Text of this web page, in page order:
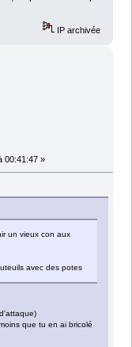
IP archivée
00:41:47 »
un vieux con aux
avec des potes
que tu en ai bricolé